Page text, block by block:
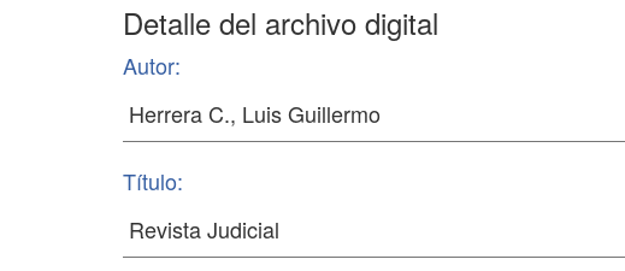
Detalle del archivo digital
Autor:
Título: